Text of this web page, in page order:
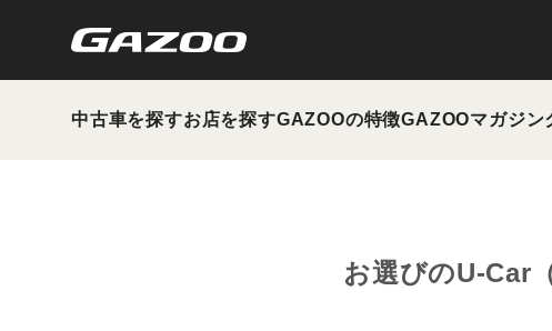
中古車を探すお店を探すGAZOOの特徴GAZOOマガジン
お選びのU-Car